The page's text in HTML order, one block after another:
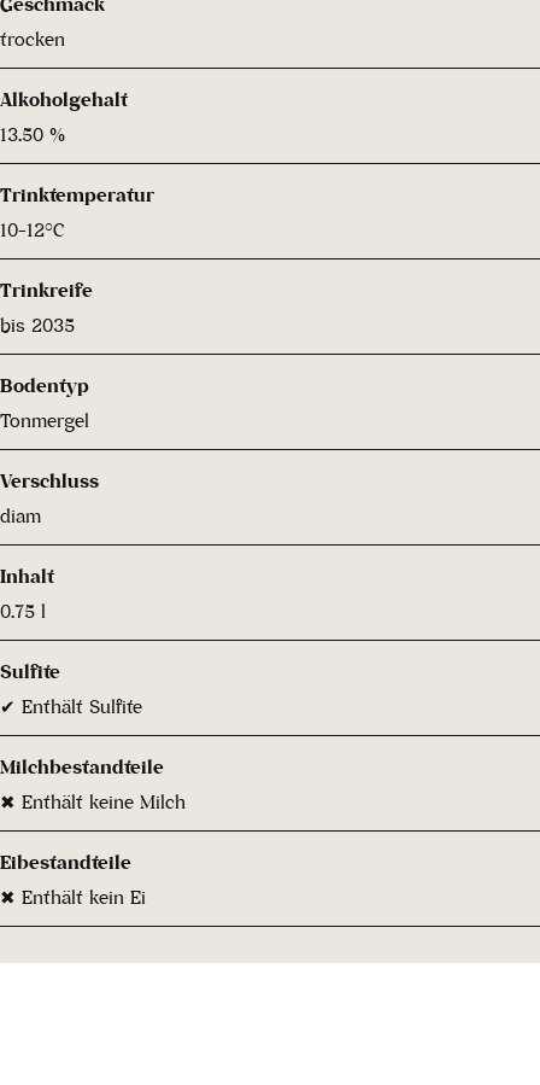
trocken
Alkoholgehalt
13.50 %
Trinktemperatur
10-12°C
Trinkreife
bis 2035
Bodentyp
Tonmergel
Verschluss
diam
Inhalt
0.75 l
Sulfite
✔ Enthält Sulfite
Milchbestandteile
✖ Enthält keine Milch
Eibestandteile
✖ Enthält kein Ei